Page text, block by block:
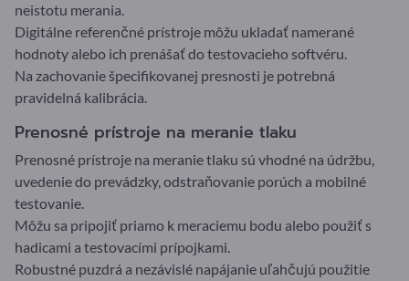
neistotu merania.
Digitálne referenčné prístroje môžu ukladať namerané
hodnoty alebo ich prenášať do testovacieho softvéru.
Na zachovanie špecifikovanej presnosti je potrebná
pravidelná kalibrácia.
Prenosné prístroje na meranie tlaku
Prenosné prístroje na meranie tlaku sú vhodné na údržbu,
uvedenie do prevádzky, odstraňovanie porúch a mobilné
testovanie.
Môžu sa pripojiť priamo k meraciemu bodu alebo použiť s
hadicami a testovacími prípojkami.
Robustné puzdrá a nezávislé napájanie uľahčujú použitie